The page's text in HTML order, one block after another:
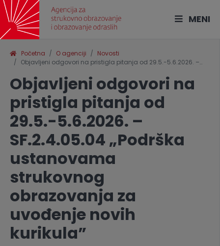
MENI
Početna O agenciji
Novosti
Objavljeni odgovori na pristigla pitanja od 29.5.-5.6.2026. –…
Objavljeni odgovori na
pristigla pitanja od
29.5.-5.6.2026. –
SF.2.4.05.04 „Podrška
ustanovama
strukovnog
obrazovanja za
uvođenje novih
kurikula”